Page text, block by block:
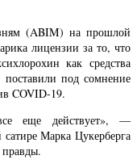
(ABIM) на прошлой
лицензии за то, что
как средства
под сомнение
COVID-19.
еще действует», —
Марка Цукерберга
правды.